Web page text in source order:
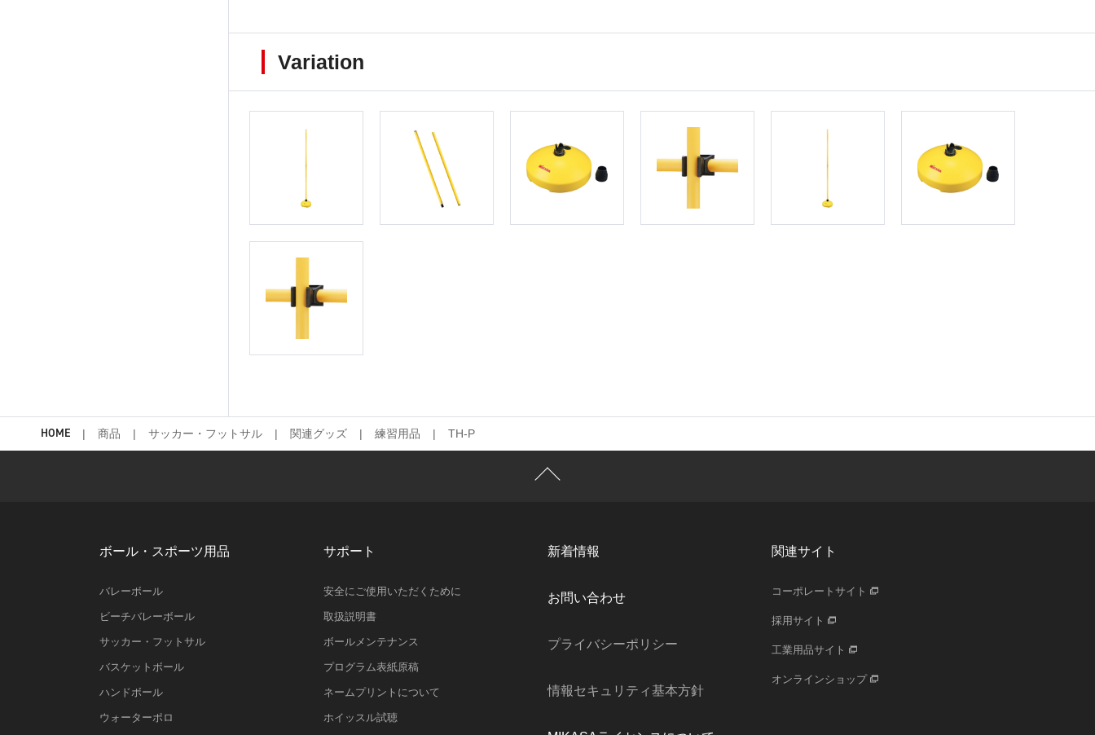
Variation
HOME 商品 サッカー・フットサル 関連グッズ 練習用品 TH-P
ボール・スポーツ用品
バレーボール
ビーチバレーボール
サッカー・フットサル
バスケットボール
ハンドボール
ウォーターポロ
サポート
安全にご使用いただくために
取扱説明書
ボールメンテナンス
プログラム表紙原稿
ネームプリントについて
ホイッスル試聴
新着情報
お問い合わせ
プライバシーポリシー
情報セキュリティ基本方針
関連サイト
コーポレートサイト
採用サイト
工業用品サイト
オンラインショップ